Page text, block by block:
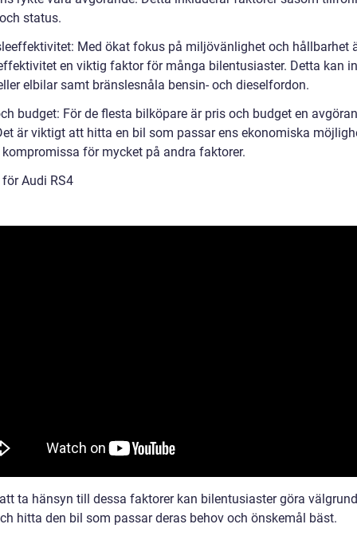
status.
Med ökat fokus på miljövänlighet och hållbarhet
en viktig faktor för många bilentusiaster. Detta kan
elbilar samt bränslesnåla bensin- och dieselfordon.
budget: För de flesta bilköpare är pris och budget en
är viktigt att hitta en bil som passar ens ekonomiska
för mycket på andra faktorer.
Audi RS4
ta hänsyn till dessa faktorer kan bilentusiaster göra
hitta den bil som passar deras behov och önskemål bäst.